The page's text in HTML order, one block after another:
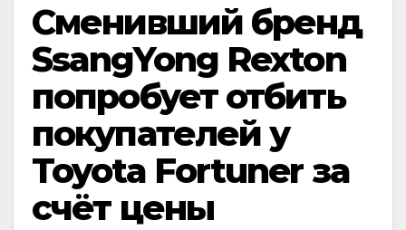
Сменивший бренд
SsangYong Rexton
попробует отбить
покупателей у
Toyota Fortuner за
счёт цены